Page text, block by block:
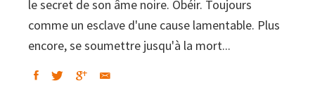
le secret de son âme noire. Obéir. Toujours
comme un esclave d'une cause lamentable. Plus
encore, se soumettre jusqu'à la mort...